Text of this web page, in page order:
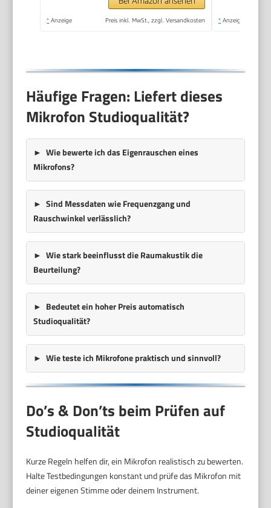
* Anzeige Preis inkl. MwSt., zzgl. Versandkosten * Anzeige
Häufige Fragen: Liefert dieses
Mikrofon Studioqualität?
Wie bewerte ich das Eigenrauschen eines
Mikrofons?
Sind Messdaten wie Frequenzgang und
Rauschwinkel verlässlich?
Wie stark beeinflusst die Raumakustik die
Beurteilung?
Bedeutet ein hoher Preis automatisch
Studioqualität?
Wie teste ich Mikrofone praktisch und sinnvoll?
Do’s & Don’ts beim Prüfen auf
Studioqualität
Kurze Regeln helfen dir, ein Mikrofon realistisch zu bewerten.
Halte Testbedingungen konstant und prüfe das Mikrofon mit
deiner eigenen Stimme oder deinem Instrument.